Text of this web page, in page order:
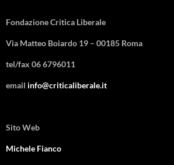
Fondazione Critica Liberale
Via Matteo Boiardo 19 – 00185 Roma
tel/fax 06 6796011
email info@criticaliberale.it
Sito Web
Michele Fianco